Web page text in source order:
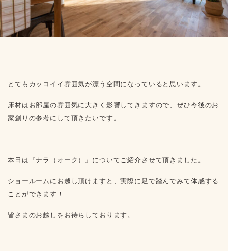
とてもカッコイイ雰囲気が漂う空間になっていると思います。
床材はお部屋の雰囲気に大きく影響してきますので、ぜひ今後のお
家創りの参考にして頂きたいです。
本日は『ナラ（オーク）』についてご紹介させて頂きました。
ショールームにお越し頂けますと、実際に足で踏んでみて体感する
ことができます！
皆さまのお越しをお待ちしております。